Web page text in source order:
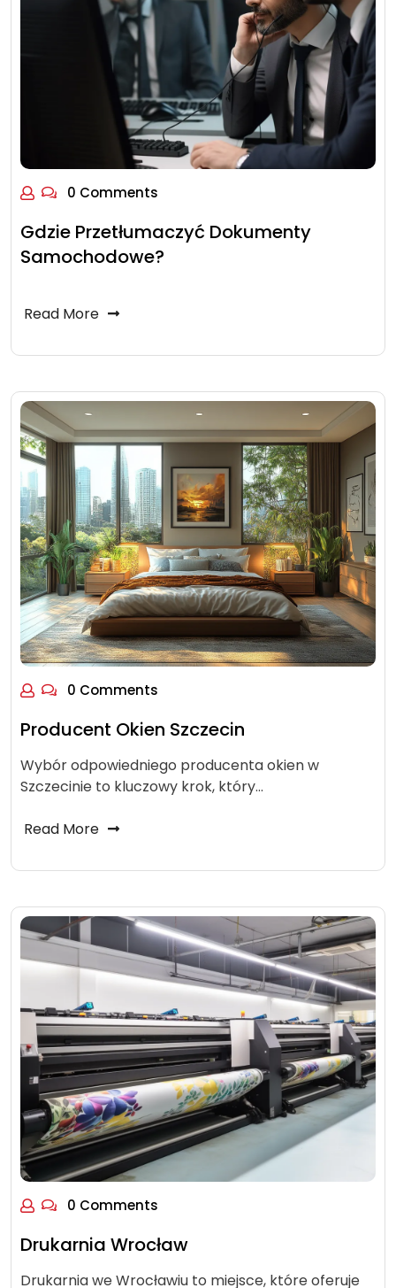
0 Comments
Gdzie Przetłumaczyć Dokumenty
Samochodowe?
Read More
0 Comments
Producent Okien Szczecin
Wybór odpowiedniego producenta okien w
Szczecinie to kluczowy krok, który…
Read More
0 Comments
Drukarnia Wrocław
Drukarnia we Wrocławiu to miejsce, które oferuje